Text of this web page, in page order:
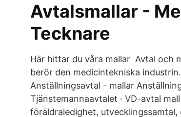
Avtalsmallar -
Tecknare
Här hittar du våra mallar Avtal och
berör den medicintekniska
Anställningsavtal - mallar
Tjänstemannaavtalet · VD-avtal
föräldraledighet,